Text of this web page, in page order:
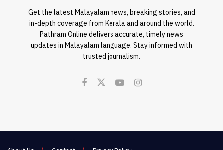
Get the latest Malayalam news, breaking stories, and
in-depth coverage from Kerala and around the world.
Pathram Online delivers accurate, timely news
updates in Malayalam language. Stay informed with
trusted journalism.